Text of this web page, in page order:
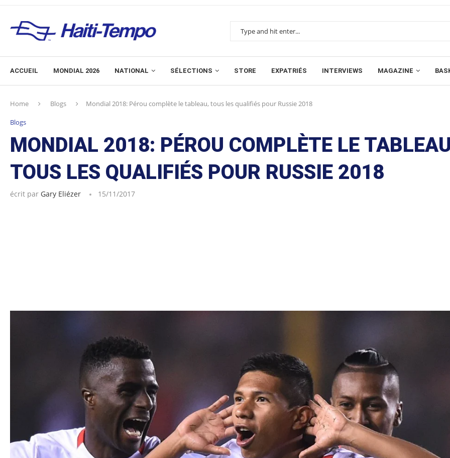
ACCUEIL MONDIAL 2026 NATIONAL SÉLECTIONS STORE EXPATRIÉS INTERVIEWS MAGAZINE
Home Blogs Mondial 2018: Pérou complète le tableau, tous les qualifiés pour Russie 2018
Blogs
MONDIAL 2018: PÉROU COMPLÈTE LE
TOUS LES QUALIFIÉS POUR RUSSIE 2018
écrit par Gary Eliézer 15/11/2017